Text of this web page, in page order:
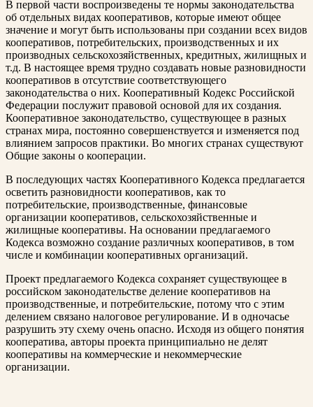
В первой части воспроизведены те нормы законодательства
об отдельных видах кооперативов, которые имеют общее
значение и могут быть использованы при создании всех видов
кооперативов, потребительских, производственных и их
производных сельскохозяйственных, кредитных, жилищных и
т.д. В настоящее время трудно создавать новые разновидности
кооперативов в отсутствие соответствующего
законодательства о них. Кооперативный Кодекс Российской
Федерации послужит правовой основой для их создания.
Кооперативное законодательство, существующее в разных
странах мира, постоянно совершенствуется и изменяется под
влиянием запросов практики. Во многих странах существуют
Общие законы о кооперации.
В последующих частях Кооперативного Кодекса предлагается
осветить разновидности кооперативов, как то
потребительские, производственные, финансовые
организации кооперативов, сельскохозяйственные и
жилищные кооперативы. На основании предлагаемого
Кодекса возможно создание различных кооперативов, в том
числе и комбинации кооперативных организаций.
Проект предлагаемого Кодекса сохраняет существующее в
российском законодательстве деление кооперативов на
производственные, и потребительские, потому что с этим
делением связано налоговое регулирование. И в одночасье
разрушить эту схему очень опасно. Исходя из общего понятия
кооператива, авторы проекта принципиально не делят
кооперативы на коммерческие и некоммерческие
организации.